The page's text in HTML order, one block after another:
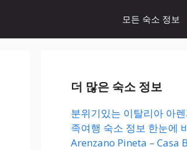
모든 숙소 정보
더 많은 숙소 정보
분위기있는 이탈리아 아
족여행 숙소 정보 한눈에
Arenzano Pineta – Casa